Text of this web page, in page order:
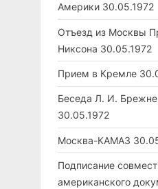
Америки 30.05.1972
Отъезд из Москвы
Никсона 30.05.1972
Прием в Кремле
Беседа Л. И.
30.05.1972
Москва-КАМАЗ
Подписание
американского